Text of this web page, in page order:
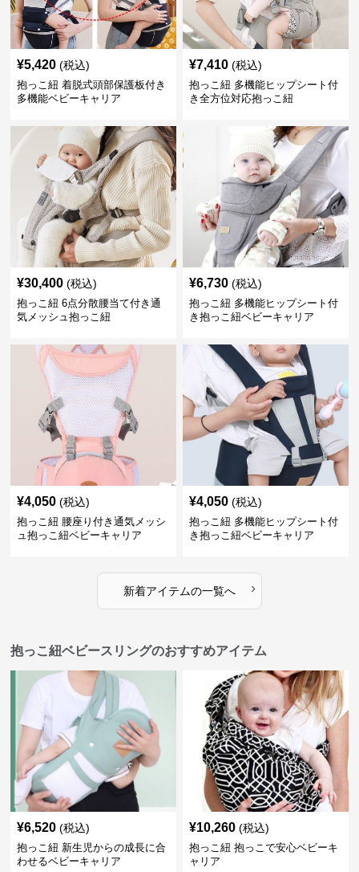
¥5,420 (税込)
抱っこ紐 着脱式頭部保護板付き
多機能ベビーキャリア
¥7,410 (税込)
抱っこ紐 多機能ヒップシート付
き全方位対応抱っこ紐
¥30,400 (税込)
抱っこ紐 6点分散腰当て付き通
気メッシュ抱っこ紐
¥6,730 (税込)
抱っこ紐 多機能ヒップシート付
き抱っこ紐ベビーキャリア
¥4,050 (税込)
抱っこ紐 腰座り付き通気メッシ
ュ抱っこ紐ベビーキャリア
¥4,050 (税込)
抱っこ紐 多機能ヒップシート付
き抱っこ紐ベビーキャリア
新着アイテムの一覧へ ›
抱っこ紐ベビースリングのおすすめアイテム
¥6,520 (税込)
抱っこ紐 新生児からの成長に合
わせるベビーキャリア
¥10,260 (税込)
抱っこ紐 抱っこで安心ベビーキ
ャリア